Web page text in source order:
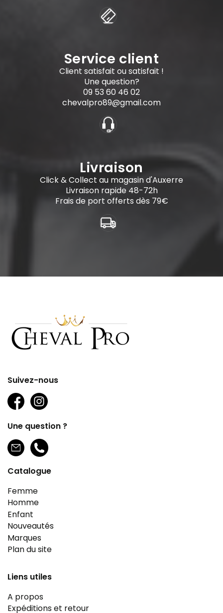
Service client
Client satisfait ou satisfait !
Une question?
09 53 60 46 02
chevalpro89@gmail.com
Livraison
Click & Collect au magasin d'Auxerre
Livraison rapide 48-72h
Frais de port offerts dès 79€
Suivez-nous
Une question ?
Catalogue
Femme
Homme
Enfant
Nouveautés
Marques
Plan du site
Liens utiles
A propos
Expéditions et retour